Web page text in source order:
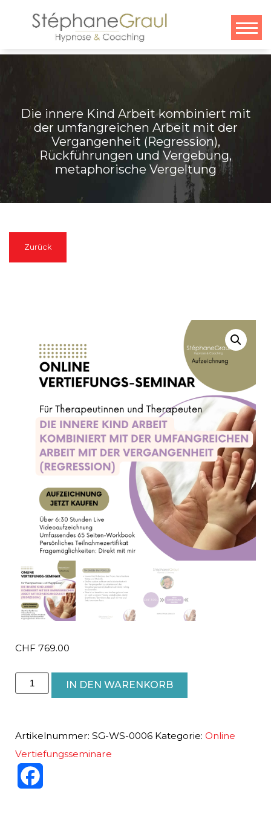
Zurück
Die innere Kind Arbeit kombiniert mit
der umfangreichen Arbeit mit der
Vergangenheit (Regression),
Rückführungen und Vergebung,
metaphorische Vergeltung
CHF 769.00
Die
Arbeit
kombiniert
mit
der
IN DEN WARENKORB
Artikelnummer: SG-WS-0006 Kategorie: Online
Vertiefungsseminare